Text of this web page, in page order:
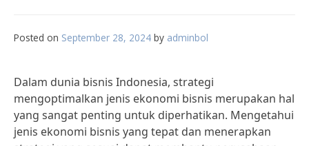
Posted on September 28, 2024 by adminbol
Dalam dunia bisnis Indonesia, strategi
mengoptimalkan jenis ekonomi bisnis merupakan hal
yang sangat penting untuk diperhatikan. Mengetahui
jenis ekonomi bisnis yang tepat dan menerapkan